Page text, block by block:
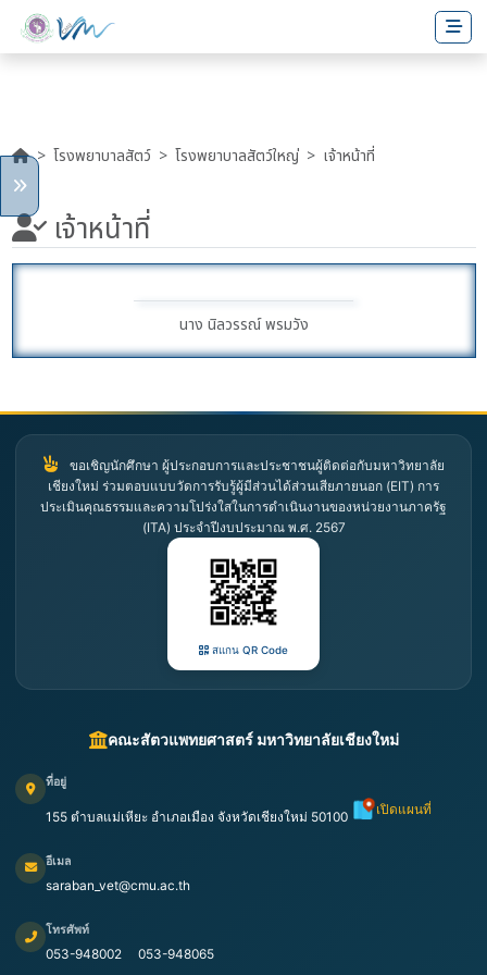
โรงพยาบาลสัตว์ โรงพยาบาลสัตว์ใหญ่ เจ้าหน้าที่
เจ้าหน้าที่
นาง นิลวรรณ์ พรมวัง
ขอเชิญนักศึกษา ผู้ประกอบการและประชาชนผู้ติดต่อกับมหาวิทยาลัย
เชียงใหม่ ร่วมตอบแบบวัดการรับรู้ผู้มีส่วนได้ส่วนเสียภายนอก (EIT) การ
ประเมินคุณธรรมและความโปร่งใสในการดำเนินงานของหน่วยงานภาครัฐ
(ITA) ประจำปีงบประมาณ พ.ศ. 2567
สแกน QR Code
คณะสัตวแพทยศาสตร์ มหาวิทยาลัยเชียงใหม่
ที่อยู่
155 ตำบลแม่เหียะ อำเภอเมือง จังหวัดเชียงใหม่ 50100 เปิดแผนที่
อีเมล
saraban_vet@cmu.ac.th
โทรศัพท์
053-948002 053-948065